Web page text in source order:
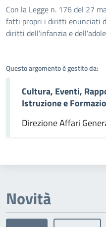
Dettagli
Con la Legge n. 176 del 27
fatti propri i diritti enunciati
diritti dell'infanzia e
Questo argomento è gestito da:
Cultura, Eventi,
Istruzione e
Direzione Affari
Novità